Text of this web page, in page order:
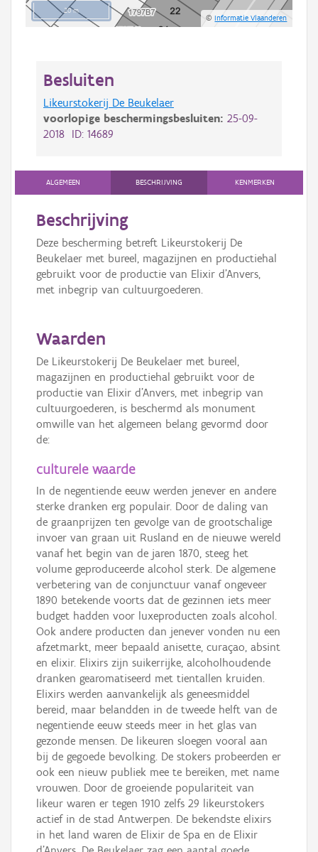
20 m
©Informatie Vlaanderen
Besluiten
Likeurstokerij De Beukelaer
voorlopige beschermingsbesluiten: 25-09-
2018 ID: 14689
ALGEMEEN BESCHRIJVING KENMERKEN
Beschrijving
Deze bescherming betreft Likeurstokerij De
Beukelaer met bureel, magazijnen en productiehal
gebruikt voor de productie van Elixir d'Anvers,
met inbegrip van cultuurgoederen.
Waarden
De Likeurstokerij De Beukelaer met bureel,
magazijnen en productiehal gebruikt voor de
productie van Elixir d'Anvers, met inbegrip van
cultuurgoederen, is beschermd als monument
omwille van het algemeen belang gevormd door
de:
culturele waarde
In de negentiende eeuw werden jenever en andere
sterke dranken erg populair. Door de daling van
de graanprijzen ten gevolge van de grootschalige
invoer van graan uit Rusland en de nieuwe wereld
vanaf het begin van de jaren 1870, steeg het
volume geproduceerde alcohol sterk. De algemene
verbetering van de conjunctuur vanaf ongeveer
1890 betekende voorts dat de gezinnen iets meer
budget hadden voor luxeproducten zoals alcohol.
Ook andere producten dan jenever vonden nu een
afzetmarkt, meer bepaald anisette, curaçao, absint
en elixir. Elixirs zijn suikerrijke, alcoholhoudende
dranken gearomatiseerd met tientallen kruiden.
Elixirs werden aanvankelijk als geneesmiddel
bereid, maar belandden in de tweede helft van de
negentiende eeuw steeds meer in het glas van
gezonde mensen. De likeuren sloegen vooral aan
bij de gegoede bevolking. De stokers probeerden er
ook een nieuw publiek mee te bereiken, met name
vrouwen. Door de groeiende populariteit van
likeur waren er tegen 1910 zelfs 29 likeurstokers
actief in de stad Antwerpen. De bekendste elixirs
in het land waren de Elixir de Spa en de Elixir